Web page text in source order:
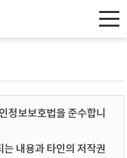
정보보호법을 준수합니
내용과 타인의 저작권